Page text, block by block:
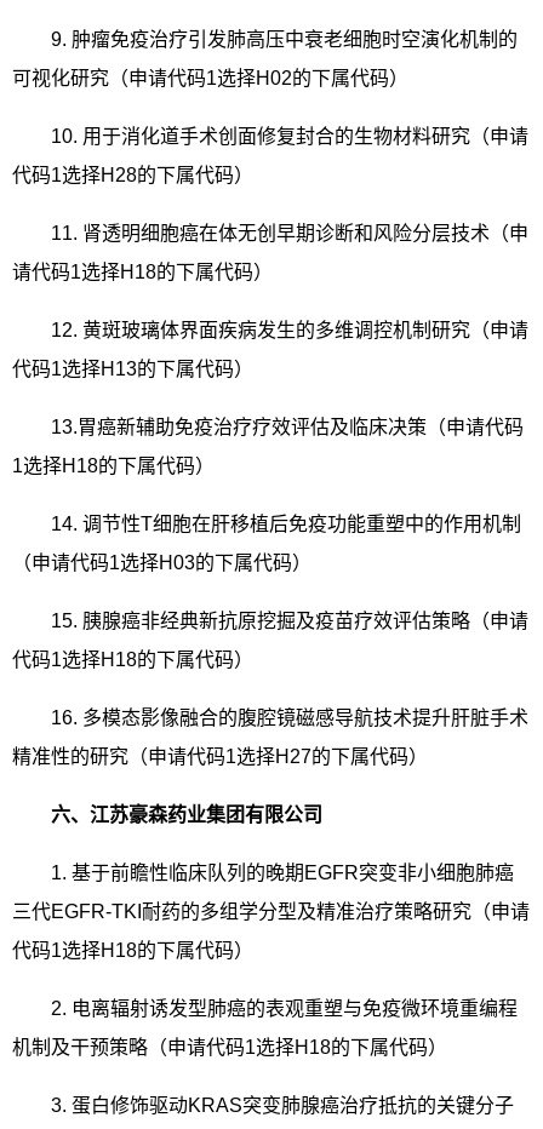
9. 肿瘤免疫治疗引发肺高压中衰老细胞时空演化机制的
可视化研究（申请代码1选择H02的下属代码）
10. 用于消化道手术创面修复封合的生物材料研究（申请
代码1选择H28的下属代码）
11. 肾透明细胞癌在体无创早期诊断和风险分层技术（申
请代码1选择H18的下属代码）
12. 黄斑玻璃体界面疾病发生的多维调控机制研究（申请
代码1选择H13的下属代码）
13.胃癌新辅助免疫治疗疗效评估及临床决策（申请代码
1选择H18的下属代码）
14. 调节性T细胞在肝移植后免疫功能重塑中的作用机制
（申请代码1选择H03的下属代码）
15. 胰腺癌非经典新抗原挖掘及疫苗疗效评估策略（申请
代码1选择H18的下属代码）
16. 多模态影像融合的腹腔镜磁感导航技术提升肝脏手术
精准性的研究（申请代码1选择H27的下属代码）
六、江苏豪森药业集团有限公司
1. 基于前瞻性临床队列的晚期 EGFR突变非小细胞肺癌
三代EGFR-TKI 耐药的多组学分型及精准治疗策略研究（申请
代码1选择H18的下属代码）
2. 电离辐射诱发型肺癌的表观重塑与免疫微环境重编程
机制及干预策略（申请代码1选择H18的下属代码）
3. 蛋白修饰驱动KRAS突变肺腺癌治疗抵抗的关键分子